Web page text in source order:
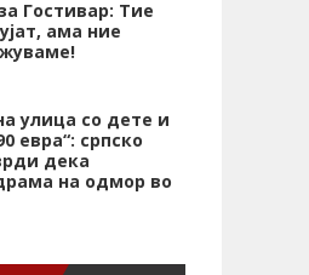
Гостивар: Тие
ама ние
улица со дете и
евра“: српско
дека
на одмор во